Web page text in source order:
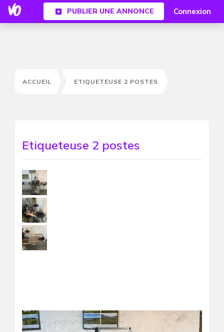
PUBLIER UNE ANNONCE Connexion
ACCUEIL ETIQUETEUSE 2 POSTES
Etiqueteuse 2 postes